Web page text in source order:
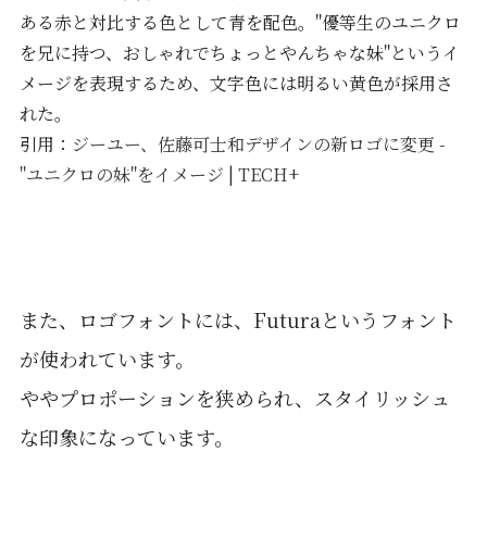
ある赤と対比する色として青を配色。"優等生のユニクロ
を兄に持つ、おしゃれでちょっとやんちゃな妹"というイ
メージを表現するため、文字色には明るい黄色が採用さ
れた。
引用： ジーユー、佐藤可士和デザインの新ロゴに変更 -
"ユニクロの妹"をイメージ | TECH+
また、ロゴフォントには、Futuraというフォント
が使われています。
ややプロポーションを狭められ、スタイリッシュ
な印象になっています。